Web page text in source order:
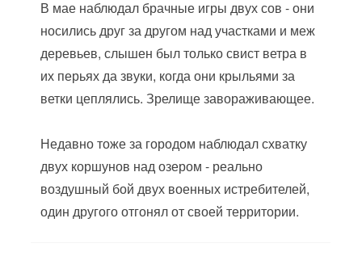
В мае наблюдал брачные игры двух сов - они
носились друг за другом над участками и меж
деревьев, слышен был только свист ветра в
их перьях да звуки, когда они крыльями за
ветки цеплялись. Зрелище завораживающее.
Недавно тоже за городом наблюдал схватку
двух коршунов над озером - реально
воздушный бой двух военных истребителей,
один другого отгонял от своей территории.